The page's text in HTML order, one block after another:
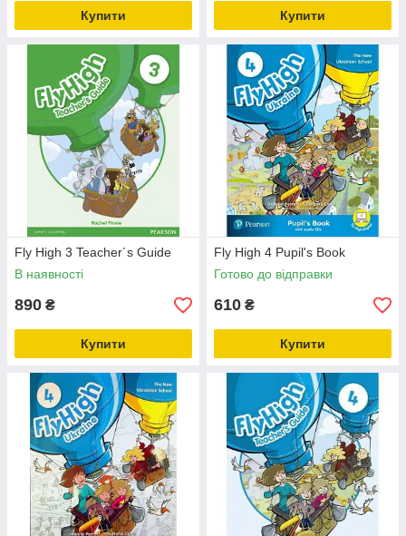
Купити Купити
Fly High 3 Teacher´s Guide
В наявності
890 ₴
Купити
Fly High 4 Pupil's Book
Готово до відправки
610 ₴
Купити